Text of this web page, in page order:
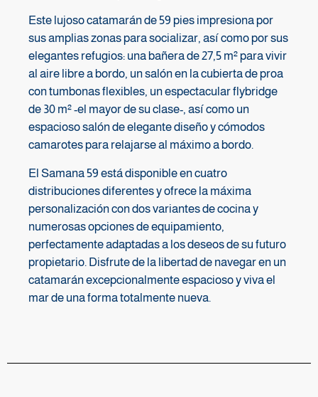
Este lujoso catamarán de 59 pies impresiona por
sus amplias zonas para socializar, así como por sus
elegantes refugios: una bañera de 27,5 m² para vivir
al aire libre a bordo, un salón en la cubierta de proa
con tumbonas flexibles, un espectacular flybridge
de 30 m² -el mayor de su clase-, así como un
espacioso salón de elegante diseño y cómodos
camarotes para relajarse al máximo a bordo.
El Samana 59 está disponible en cuatro
distribuciones diferentes y ofrece la máxima
personalización con dos variantes de cocina y
numerosas opciones de equipamiento,
perfectamente adaptadas a los deseos de su futuro
propietario. Disfrute de la libertad de navegar en un
catamarán excepcionalmente espacioso y viva el
mar de una forma totalmente nueva.